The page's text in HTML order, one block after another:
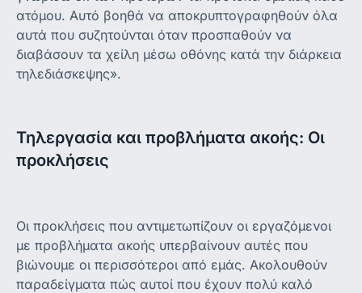
ατόμου. Αυτό βοηθά να αποκρυπτογραφηθούν όλα
αυτά που συζητούνται όταν προσπαθούν να
διαβάσουν τα χείλη μέσω οθόνης κατά την διάρκεια
τηλεδιάσκεψης».
Τηλεργασία και προβλήματα ακοής: Οι
προκλήσεις
Οι προκλήσεις που αντιμετωπίζουν οι εργαζόμενοι
με προβλήματα ακοής υπερβαίνουν αυτές που
βιώνουμε οι περισσότεροι από εμάς. Ακολουθούν
παραδείγματα πώς αυτοί που έχουν πολύ καλό